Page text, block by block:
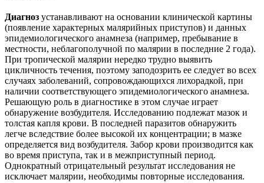
Диагноз устанавливают на основании клинической картины
(появление характерных малярийных приступов) и данных
эпидемиологического анамнеза (например, пребывание в
местности, неблагополучной по малярии в последние 2 года).
При тропической малярии нередко трудно выявить
цикличность течения, поэтому заподозрить ее следует во всех
случаях заболеваний, сопровождающихся лихорадкой, при
наличии соответствующего эпидемиологического анамнеза.
Решающую роль в диагностике в этом случае играет
обнаружение возбудителя. Исследованию подлежат мазок и
толстая капля крови. В последней паразитов обнаружить
легче вследствие более высокой их концентрации; в мазке
определяется вид возбудителя. Забор крови производится как
во время приступа, так и в межприступный период.
Однократный отрицательный результат исследования не
исключает малярии, необходимы повторные исследования.